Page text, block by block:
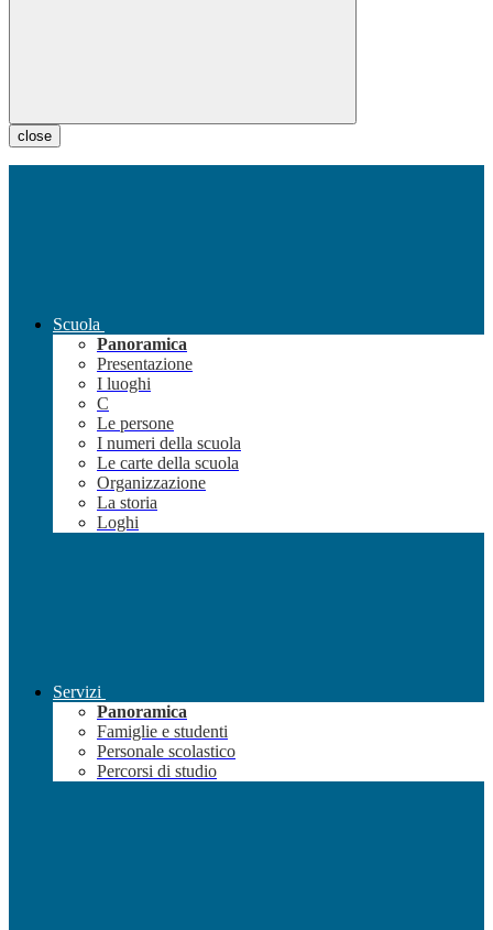
close
Scuola
Panoramica
Presentazione
I luoghi
C
Le persone
I numeri della scuola
Le carte della scuola
Organizzazione
La storia
Loghi
Servizi
Panoramica
Famiglie e studenti
Personale scolastico
Percorsi di studio